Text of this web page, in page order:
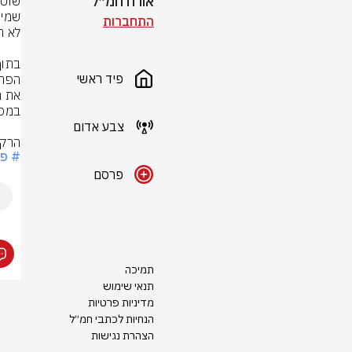
התחברות
פיד ראשי
צבע אדום
פרסם
תמיכה
תנאי שימוש
מדיניות פרטיות
הנחיות לכתבי חמ״ל
הצהרת נגישות
#